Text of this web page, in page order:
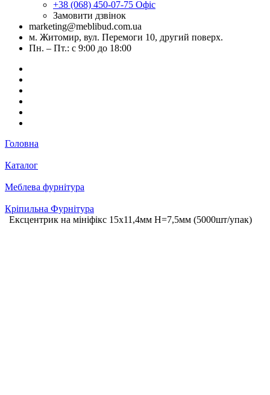
+38 (068) 450-07-75 Офіс
Замовити дзвінок
marketing@meblibud.com.ua
м. Житомир, вул. Перемоги 10, другий поверх.
Пн. – Пт.: с 9:00 до 18:00
Головна
Каталог
Меблева фурнітура
Кріпильна Фурнітура
Ексцентрик на мініфікс 15х11,4мм Н=7,5мм (5000шт/упак)